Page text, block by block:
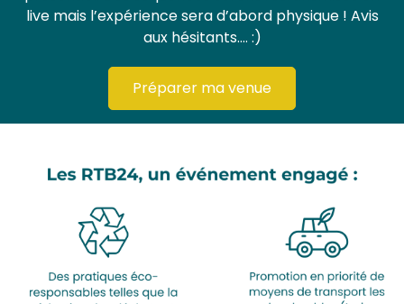
live mais l’expérience sera d’abord physique ! Avis
aux hésitants…. :)
Préparer ma venue